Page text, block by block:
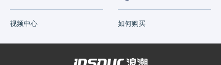
视频中心 如何购买